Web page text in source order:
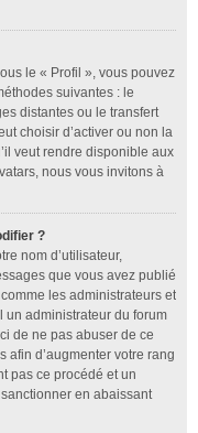
le « Profil », vous pouvez
suivantes : le
distantes ou le transfert
choisir d’activer ou non la
veut rendre disponible aux
nous vous invitons à
?
nom d’utilisateur,
que vous avez publié
les administrateurs et
un administrateur du forum
de ne pas abuser de ce
afin d’augmenter votre rang
pas ce procédé et un
en abaissant